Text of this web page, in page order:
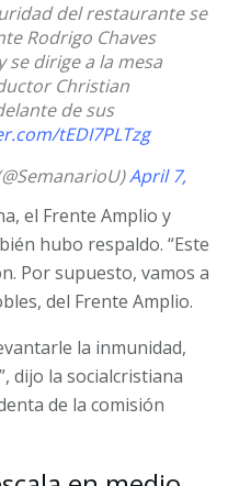
del restaurante se
Rodrigo Chaves
se dirige a la mesa
Christian
de sus
tEDI7PLTzg
April 7,
el Frente Amplio y
hubo respaldo. “Este
Por supuesto, vamos a
del Frente Amplio.
la inmunidad,
dijo la socialcristiana
de la comisión